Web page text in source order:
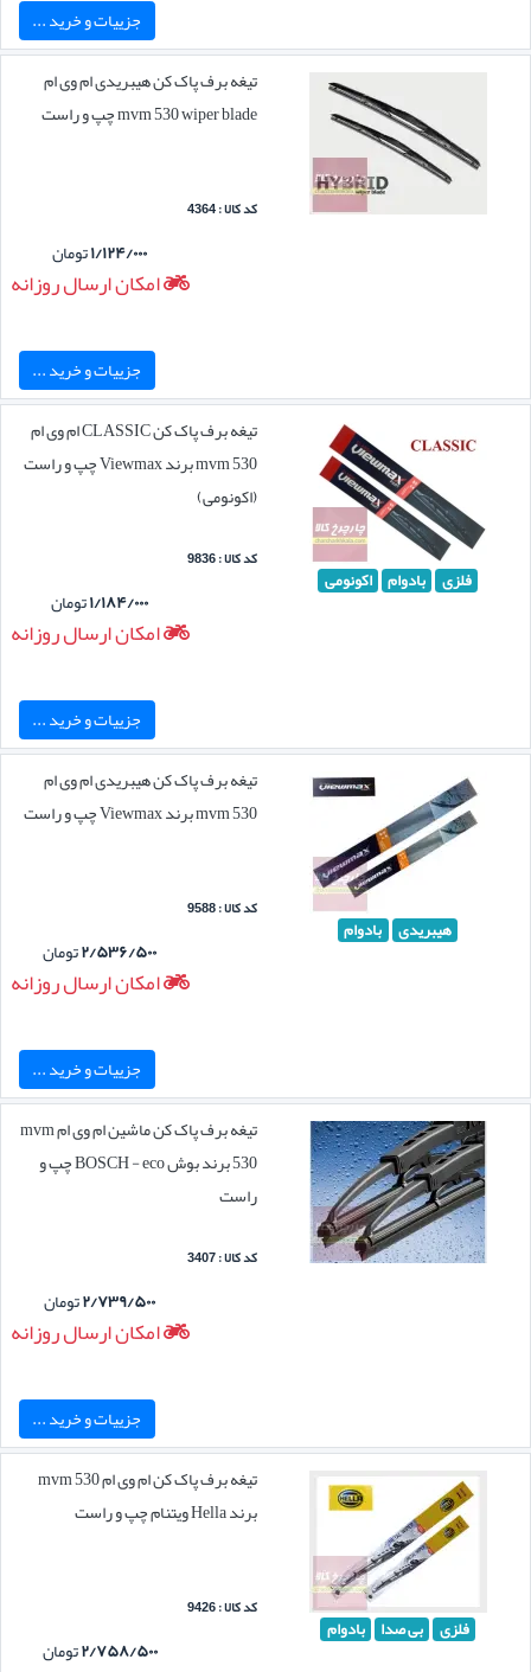
جزییات و خرید ...
تیغه برف پاک کن هیبریدی ام وی ام
mvm 530 wiper blade چپ و راست
کد کالا : 4364
۱/۱۲۴/۰۰۰تومان
امکان ارسال روزانه
جزییات و خرید ...
فلزی بادوام اکونومی
تیغه برف پاک کن CLASSIC ام وی ام
mvm 530 برند Viewmax چپ و راست
(اکونومی)
کد کالا : 9836
۱/۱۸۴/۰۰۰تومان
امکان ارسال روزانه
جزییات و خرید ...
هیبریدی بادوام
تیغه برف پاک کن هیبریدی ام وی ام
mvm 530 برند Viewmax چپ و راست
کد کالا : 9588
۲/۵۳۶/۵۰۰تومان
امکان ارسال روزانه
جزییات و خرید ...
تیغه برف پاک کن ماشین ام وی ام mvm
530 برند بوش BOSCH - eco چپ و
راست
کد کالا : 3407
۲/۷۳۹/۵۰۰تومان
امکان ارسال روزانه
جزییات و خرید ...
فلزی بی صدا بادوام
تیغه برف پاک کن ام وی ام mvm 530
برند Hella ویتنام چپ و راست
کد کالا : 9426
۲/۷۵۸/۵۰۰تومان